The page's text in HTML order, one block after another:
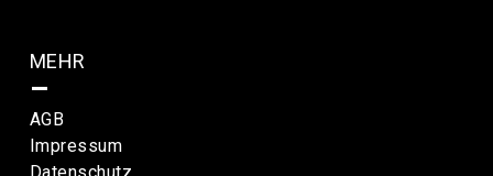
MEHR
–
AGB
Impressum